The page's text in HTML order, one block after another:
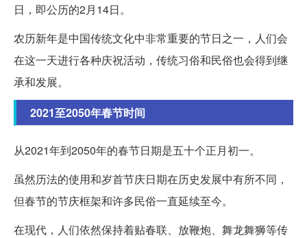
日，即公历的2月14日。
农历新年是中国传统文化中非常重要的节日之一，人们会
在这一天进行各种庆祝活动，传统习俗和民俗也会得到继
承和发展。
2021至2050年春节时间
从2021年到2050年的春节日期是五十个正月初一。
虽然历法的使用和岁首节庆日期在历史发展中有所不同，
但春节的节庆框架和许多民俗一直延续至今。
在现代，人们依然保持着贴春联、放鞭炮、舞龙舞狮等传